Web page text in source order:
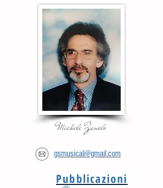
Michele Zanolo
gsmusicali@gmail.com
Pubblicazioni